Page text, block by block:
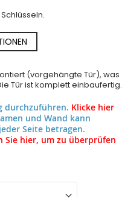
(vorgehängte Tür), was
Tür ist komplett einbaufertig.
durchzuführen. Klicke hier
und Wand kann
Seite betragen.
Sie hier, um zu überprüfen